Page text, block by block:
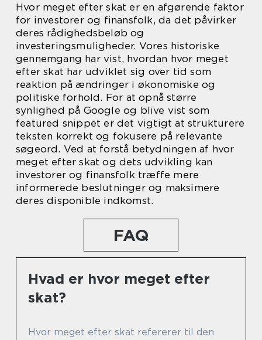
Hvor meget efter skat er en afgørende faktor
for investorer og finansfolk, da det påvirker
deres rådighedsbeløb og
investeringsmuligheder. Vores historiske
gennemgang har vist, hvordan hvor meget
efter skat har udviklet sig over tid som
reaktion på ændringer i økonomiske og
politiske forhold. For at opnå større
synlighed på Google og blive vist som
featured snippet er det vigtigt at strukturere
teksten korrekt og fokusere på relevante
søgeord. Ved at forstå betydningen af hvor
meget efter skat og dets udvikling kan
investorer og finansfolk træffe mere
informerede beslutninger og maksimere
deres disponible indkomst.
FAQ
Hvad er hvor meget efter
skat?
Hvor meget efter skat refererer til den